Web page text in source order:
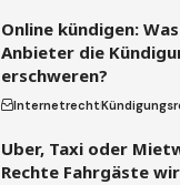
Online kündigen:
Anbieter die
erschweren?
Internetrecht
Uber, Taxi oder
Rechte Fahrgäste